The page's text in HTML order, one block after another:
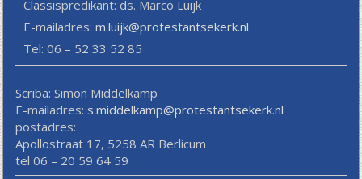
Classispredikant: ds. Marco Luijk
E-mailadres:m.luijk@protestantsekerk.nl
Tel: 06 – 52 33 52 85
Scriba: Simon Middelkamp
E-mailadres: s.middelkamp@protestantsekerk.nl
postadres:
Apollostraat 17, 5258 AR Berlicum
tel 06 – 20 59 64 59